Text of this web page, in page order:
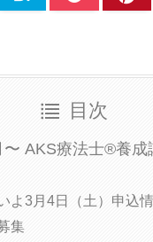
目次
〜 AKS療法士®︎養成
よ3月4日（土）申込
集